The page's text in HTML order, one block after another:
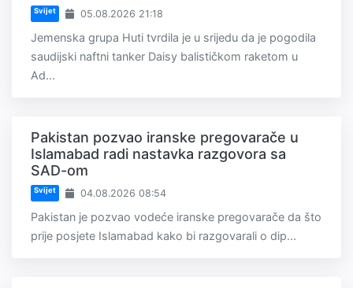
Svijet 05.08.2026 21:18
Jemenska grupa Huti tvrdila je u srijedu da je pogodila
saudijski naftni tanker Daisy balističkom raketom u
Ad...
Pakistan pozvao iranske pregovarače u
Islamabad radi nastavka razgovora sa
SAD-om
Svijet 04.08.2026 08:54
Pakistan je pozvao vodeće iranske pregovarače da što
prije posjete Islamabad kako bi razgovarali o dip...